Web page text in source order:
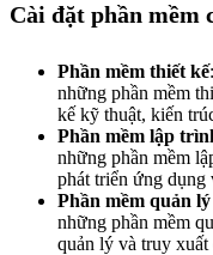
Cài đặt phần mềm
Phần mềm thiết kế
những phần mềm
kế kỹ thuật, kiến
Phần mềm lập
những phần mềm
phát triển ứng dụng
Phần mềm quản
những phần mềm
quản lý và truy